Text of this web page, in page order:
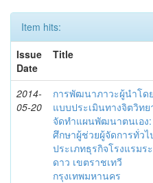
Item hits:
Issue
Date
Title
2014-
05-20
การพัฒนาภาวะผู้นำโด
แบบประเมินทางจิตวิทย
จัดทำแผนพัฒนาตนเอง
ศึกษาผู้ช่วยผู้จัดการทั่วไ
ประเภทธุรกิจโรงแรมร
ดาว เขตราชเทวี
กรุงเทพมหานคร